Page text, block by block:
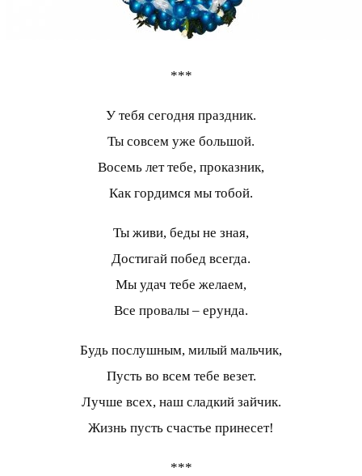
***
У тебя сегодня праздник.
Ты совсем уже большой.
Восемь лет тебе, проказник,
Как гордимся мы тобой.
Ты живи, беды не зная,
Достигай побед всегда.
Мы удач тебе желаем,
Все провалы – ерунда.
Будь послушным, милый мальчик,
Пусть во всем тебе везет.
Лучше всех, наш сладкий зайчик.
Жизнь пусть счастье принесет!
***